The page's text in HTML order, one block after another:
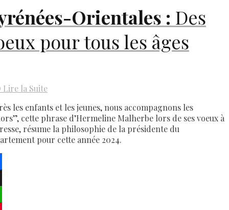
Orientales : Des
pour tous les âges
Lire la Suite
les enfants et les jeunes, nous accompagnons les
cette phrase d’Hermeline Malherbe lors de ses voeux à
résume la philosophie de la présidente du
pour cette année 2024.